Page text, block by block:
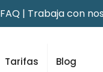
FAQ | Trabaja con
Tarifas Blog